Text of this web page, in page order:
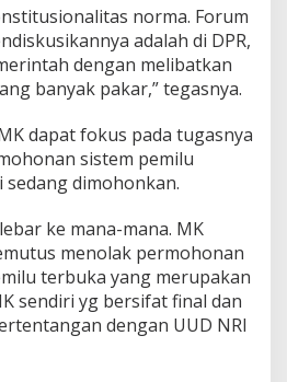
norma. Forum
adalah di DPR,
dengan melibatkan
banyak pakar,” tegasnya.
dapat fokus pada tugasnya
sistem pemilu
dimohonkan.
ke mana-mana. MK
menolak permohonan
terbuka yang merupakan
sendiri yg bersifat final dan
dengan UUD NRI